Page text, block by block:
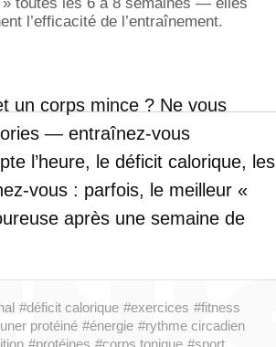
l’efficacité de l’entraînement.
un corps mince ? Ne vous
— entraînez-vous
l’heure, le déficit calorique, les
vous : parfois, le meilleur «
après une semaine de
#déficit calorique #exercices #fitness
protéiné #énergie #rythme circadien
#protéines #corps tonique #sport